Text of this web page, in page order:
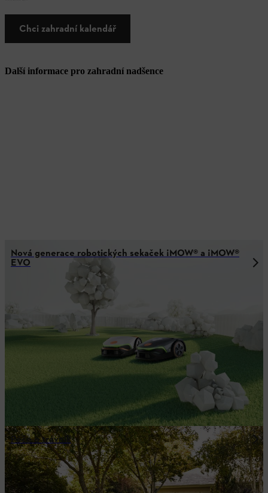
Chci zahradní kalendář
Další informace pro zahradní nadšence
Nová generace robotických sekaček ¡MOW® a ¡MOW®
EVO
Péče o trávník